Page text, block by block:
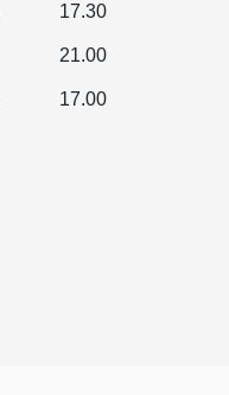
17.30
21.00
17.00